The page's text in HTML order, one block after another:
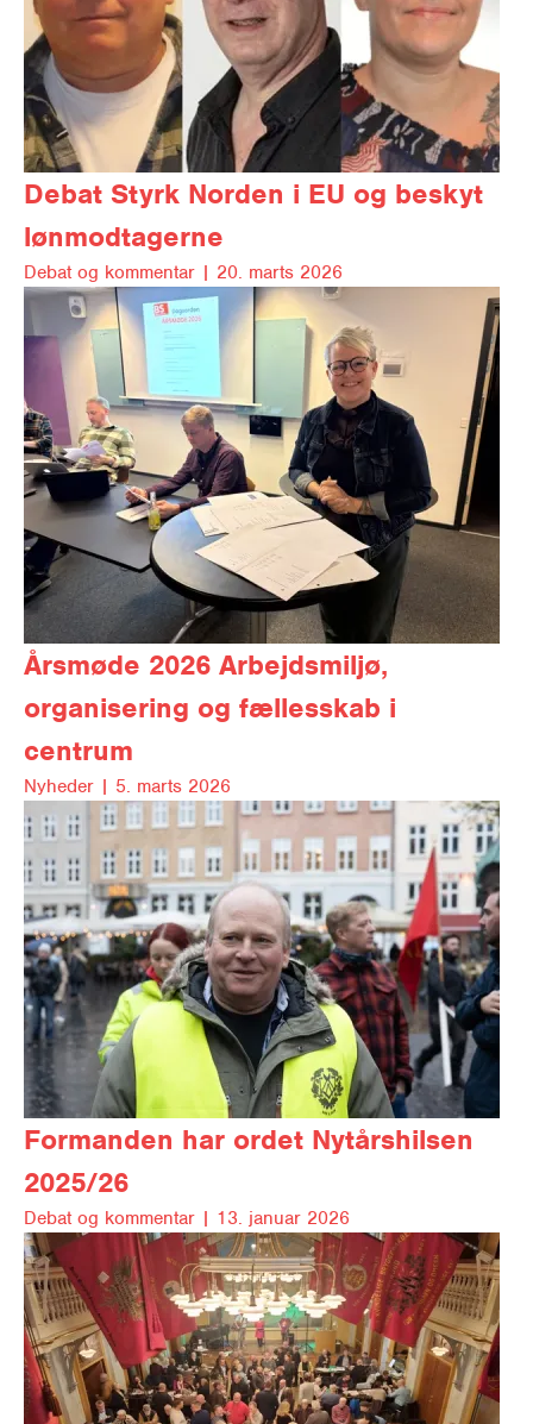
Debat Styrk Norden i EU og beskyt
lønmodtagerne
Debat og kom­men­tar | 20. marts 2026
Årsmøde 2026 Arbejdsmiljø,
organisering og fællesskab i
centrum
Nyheder | 5. marts 2026
Formanden har ordet Nytårshilsen
2025/26
Debat og kom­men­tar | 13. januar 2026